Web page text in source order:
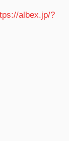
albex.jp/?